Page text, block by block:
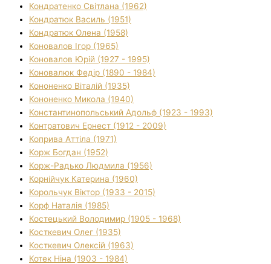
Кондратенко Світлана (1962)
Кондратюк Василь (1951)
Кондратюк Олена (1958)
Коновалов Ігор (1965)
Коновалов Юрій (1927 - 1995)
Коновалюк Федір (1890 - 1984)
Кононенко Віталій (1935)
Кононенко Микола (1940)
Константинопольський Адольф (1923 - 1993)
Контратович Ернест (1912 - 2009)
Коприва Аттіла (1971)
Корж Богдан (1952)
Корж-Радько Людмила (1956)
Корнійчук Катерина (1960)
Корольчук Віктор (1933 - 2015)
Корф Наталія (1985)
Костецький Володимир (1905 - 1968)
Косткевич Олег (1935)
Косткевич Олексій (1963)
Котек Ніна (1903 - 1984)